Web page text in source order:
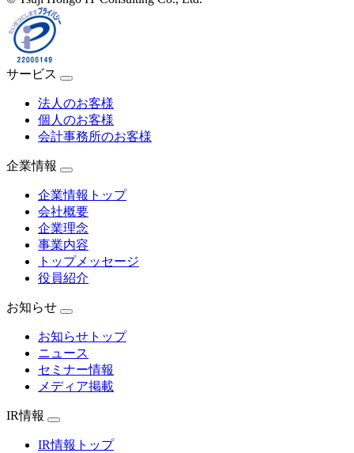
サービス
法人のお客様
個人のお客様
会計事務所のお客様
企業情報
企業情報トップ
会社概要
企業理念
事業内容
トップメッセージ
役員紹介
お知らせ
お知らせトップ
ニュース
セミナー情報
メディア掲載
IR情報
IR情報トップ